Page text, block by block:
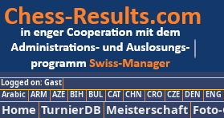
Logged on: Gast
Arabic ARM AZE BIH BUL CAT CHN CRO CZE DEN ENG
Home TurnierDB Meisterschaft